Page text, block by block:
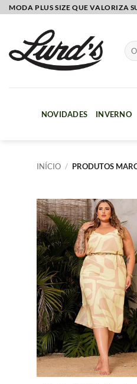
SkipMODA PLUS SIZE QUE VALORIZA
por:
NOVIDADES INVERNO
INÍCIO / PRODUTOS